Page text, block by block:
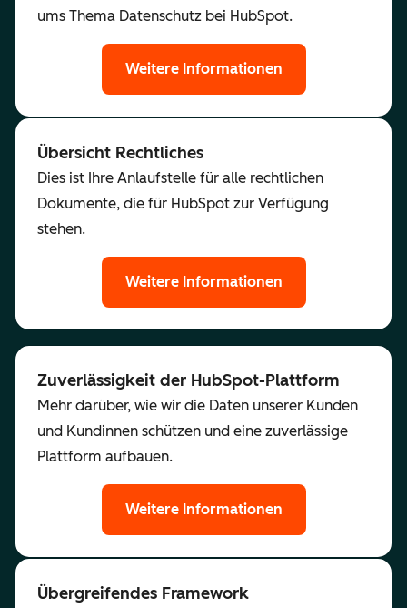
ums Thema Datenschutz bei HubSpot.
Weitere Informationen
Übersicht Rechtliches
Dies ist Ihre Anlaufstelle für alle rechtlichen
Dokumente, die für HubSpot zur Verfügung
stehen.
Weitere Informationen
Zuverlässigkeit der HubSpot-Plattform
Mehr darüber, wie wir die Daten unserer Kunden
und Kundinnen schützen und eine zuverlässige
Plattform aufbauen.
Weitere Informationen
Übergreifendes Framework